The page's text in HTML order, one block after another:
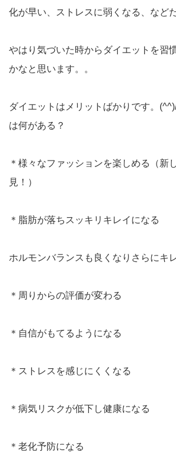
化が早い、ストレスに弱くなる、など
やはり気づいた時からダイエットを習
かなと思います。。
ダイエットはメリットばかりです。
は何がある？
＊様々なファッションを楽しめる（新
見！）
＊脂肪が落ちスッキリキレイになる
ホルモンバランスも良くなりさらにキ
＊周りからの評価が変わる
＊自信がもてるようになる
＊ストレスを感じにくくなる
＊病気リスクが低下し健康になる
＊老化予防になる